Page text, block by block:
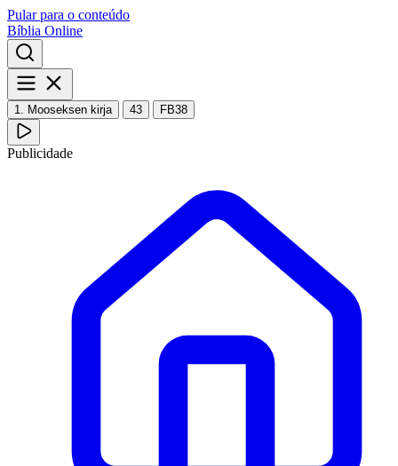
Pular para o conteúdo
Bíblia Online
1. Mooseksen kirja 43 FB38
Publicidade